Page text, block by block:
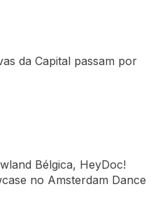
da Capital passam por
Bélgica, HeyDoc!
no Amsterdam Dance